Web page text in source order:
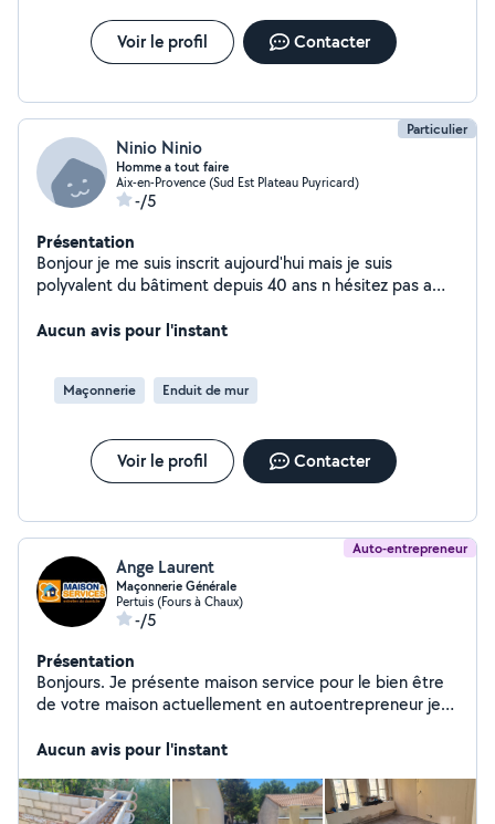
Voir le profil Contacter
Particulier
Ninio Ninio
Homme a tout faire
Aix-en-Provence (Sud Est Plateau Puyricard)
-/5
Présentation
Bonjour je me suis inscrit aujourd'hui mais je suis
polyvalent du bâtiment depuis 40 ans n hésitez pas a
Aucun avis pour l'instant
Maçonnerie Enduit de mur
Voir le profil Contacter
Auto-entrepreneur
Ange Laurent
Maçonnerie Générale
Pertuis (Fours à Chaux)
-/5
Présentation
Bonjours. Je présente maison service pour le bien être
de votre maison actuellement en autoentrepreneur je
contacter pour plus déformation.
Aucun avis pour l'instant